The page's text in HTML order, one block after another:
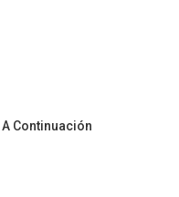
Continuación